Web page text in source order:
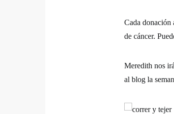
Cada donación
de cáncer.
Meredith nos
al blog la